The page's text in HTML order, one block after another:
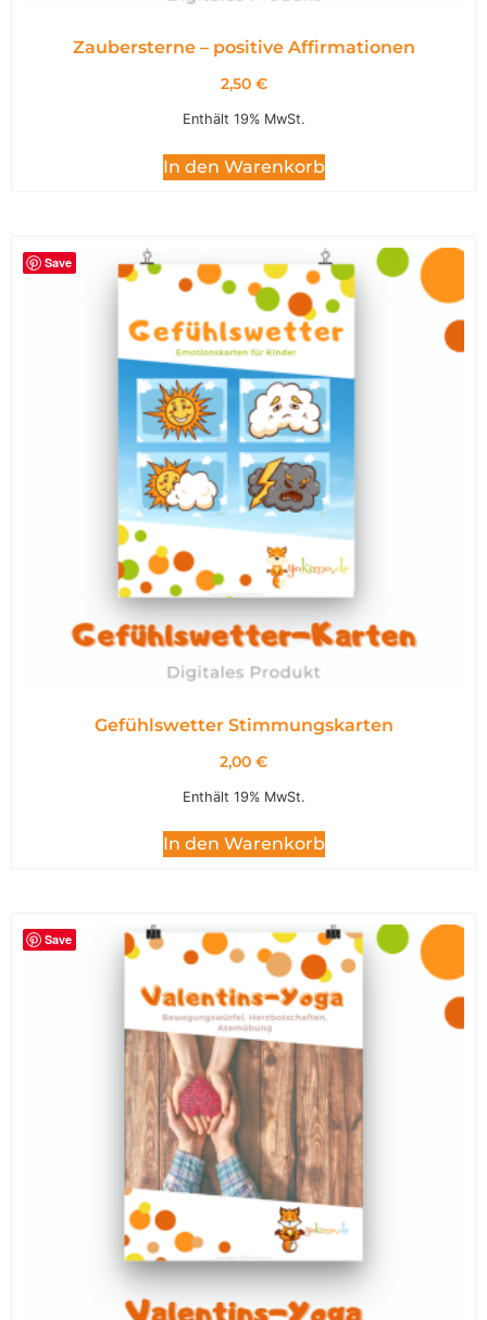
Zaubersterne – positive Affirmationen
2,50 €
Enthält 19% MwSt.
In den Warenkorb
Save
Gefühlswetter Stimmungskarten
2,00 €
Enthält 19% MwSt.
In den Warenkorb
Save